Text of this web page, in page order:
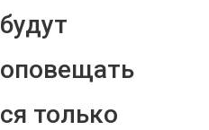
будут
оповещать
ся только